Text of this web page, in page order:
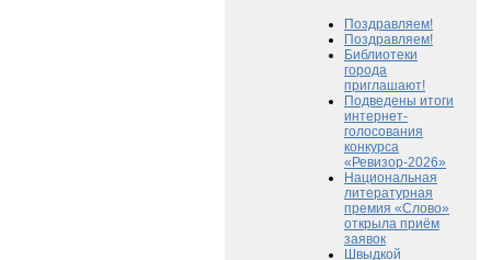
Поздравляем!
Поздравляем!
Библиотеки
города
приглашают!
Подведены итоги
интернет-
голосования
конкурса
«Ревизор-2026»
Национальная
литературная
премия «Слово»
открыла приём
заявок
Швыдкой